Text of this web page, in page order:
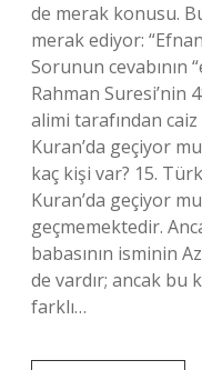
de merak konusu.
merak ediyor:
Sorunun cevabının
Rahman Suresi’nin
alimi tarafından
Kuran’da geçiyor
kaç kişi var? 15.
Kuran’da geçiyor
geçmemektedir.
babasının isminin
de vardır; ancak bu
farklı…